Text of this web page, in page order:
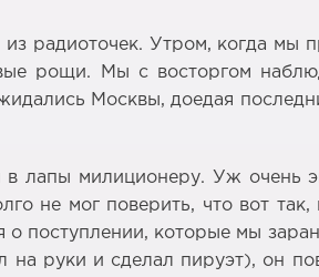
радиоточек. Утром, когда мы
рощи. Мы с восторгом
Москвы, доедая
лапы милиционеру. Уж очень
не мог поверить, что вот так,
поступлении, которые мы
руки и сделал пируэт), он